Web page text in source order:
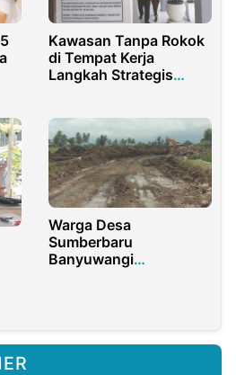
Kawasan Tanpa Rokok
di Tempat Kerja
Langkah Strategis
Warga Desa
Sumberbaru
Banyuwangi